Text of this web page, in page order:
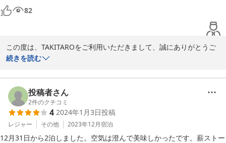
朝の散歩がとても気持ち良かったです。
ありがとうございました。
82
この度は、TAKITAROをご利用いただきまして、誠にありがとうご
ざいます。とても快適に過ごせたのことでとても嬉しく思います。
にて、アルプスの伏流水（地下水）を汲み上げていて、美味しいで
す。
これからもお客様の別荘として、ご利用くださいませ。またのご宿
泊心より歓迎いたします。
2024-04-04
続きを読む
投稿者さん
2件のクチコミ
4 2024年1月3日投稿
レジャー その他 2023年12月宿泊
12月31日から2泊しました。空気は澄んで美味しかったです。薪ストー